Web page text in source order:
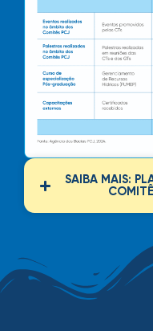
SAIBA MAIS: